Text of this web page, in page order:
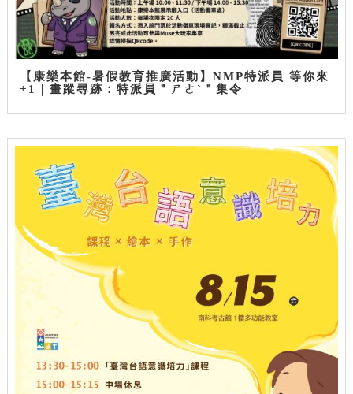
【康樂本館-暑假教育推廣活動】NMP特派員 等你來
+1｜畫蹤尋跡：特派員＂ㄕㄜˋ＂集令